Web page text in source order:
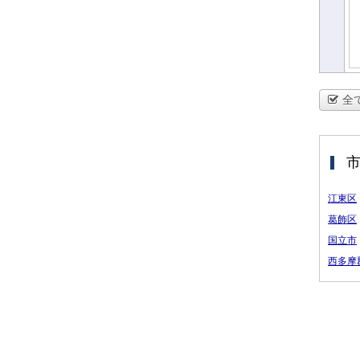
全
江東区
葛飾区
国立市
西多摩